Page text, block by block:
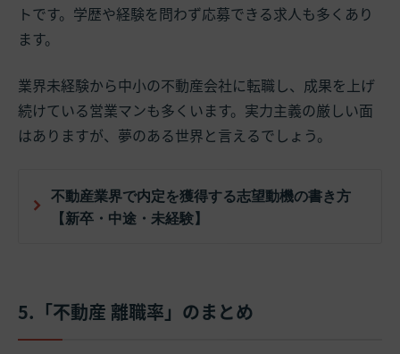
トです。学歴や経験を問わず応募できる求人も多くあり
ます。
業界未経験から中小の不動産会社に転職し、成果を上げ
続けている営業マンも多くいます。実力主義の厳しい面
はありますが、夢のある世界と言えるでしょう。
不動産業界で内定を獲得する志望動機の書き方
【新卒・中途・未経験】
5.「不動産 離職率」のまとめ